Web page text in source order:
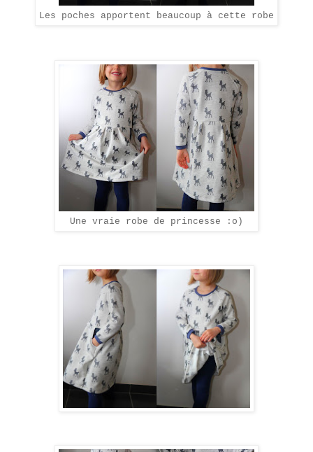
Les poches apportent beaucoup à cette robe
Une vraie robe de princesse :o)